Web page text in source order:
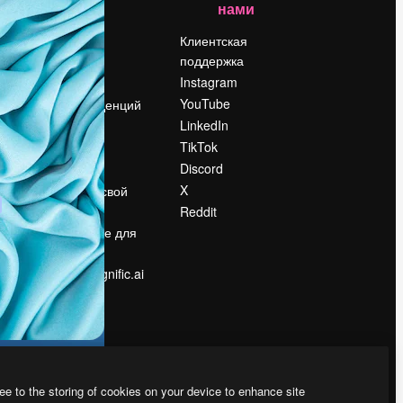
Цены
О нас
Reviews
Вакансии
Поиск тенденций
Блог
События
Slidesgo
Продайте свой
контент
Помещение для
прессы
Ищете magnific.ai
нами
Клиентская
поддержка
Instagram
YouTube
LinkedIn
TikTok
Discord
X
Reddit
to the storing of cookies on your device to enhance site